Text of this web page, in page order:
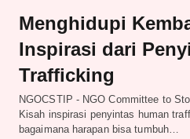
Menghidupi
Inspirasi dari
Trafficking
NGOCSTIP - NGO Committee to
Kisah inspirasi penyintas human
bagaimana harapan bisa tumbuh…